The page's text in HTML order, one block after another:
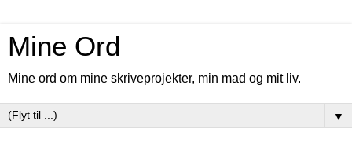
Mine Ord
Mine ord om mine skriveprojekter, min mad og mit liv.
▼